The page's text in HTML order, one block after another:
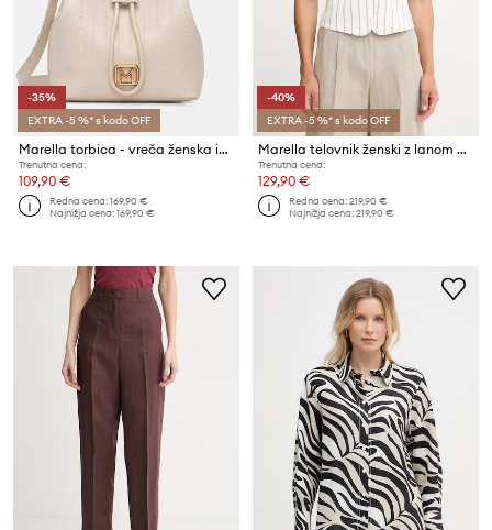
-35%
EXTRA -5 %* s kodo OFF
Marella torbica - vreča ženska iz umetnega usnja MLAFORMOSA
Trenutna cena:
109,90 €
Redna cena:169,90 €
Najnižja cena:169,90 €
-40%
EXTRA -5 %* s kodo OFF
Marella telovnik ženski z lanom TESO
Trenutna cena:
129,90 €
Redna cena:219,90 €
Najnižja cena:219,90 €